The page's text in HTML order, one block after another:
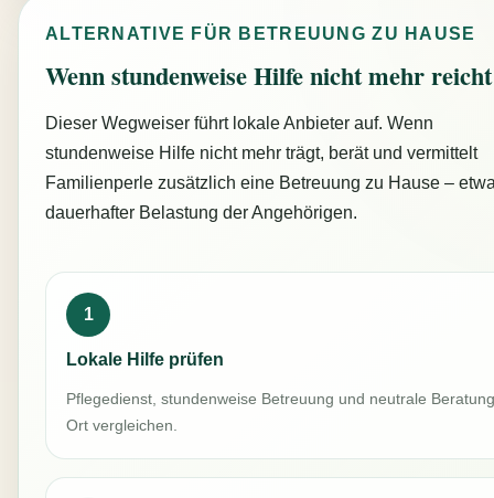
ALTERNATIVE FÜR BETREUUNG ZU HAUSE
Wenn stundenweise Hilfe nicht mehr reicht
Dieser Wegweiser führt lokale Anbieter auf. Wenn
stundenweise Hilfe nicht mehr trägt, berät und vermittelt
Familienperle zusätzlich eine Betreuung zu Hause –
dauerhafter Belastung der Angehörigen.
1
Lokale Hilfe prüfen
Pflegedienst, stundenweise Betreuung und neutrale
Ort vergleichen.